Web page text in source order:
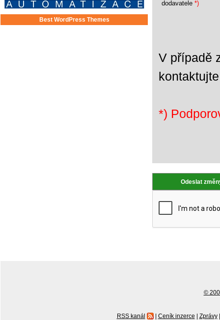
Best WordPress Themes
dodavatele *)
V případě
*)
©
RSS kanál | Ceník inzerce | Zprávy |